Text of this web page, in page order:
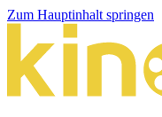
Zum Hauptinhalt springen